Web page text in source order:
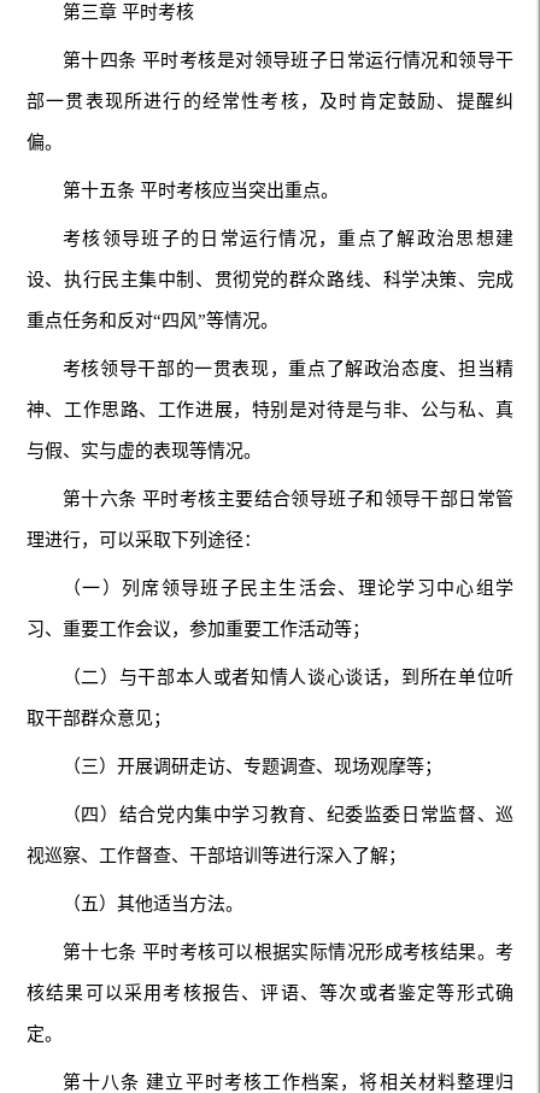
第三章 平时考核
第十四条 平时考核是对领导班子日常运行情况和领导干
部一贯表现所进行的经常性考核，及时肯定鼓励、提醒纠
偏。
第十五条 平时考核应当突出重点。
考核领导班子的日常运行情况，重点了解政治思想建
设、执行民主集中制、贯彻党的群众路线、科学决策、完成
重点任务和反对“四风”等情况。
考核领导干部的一贯表现，重点了解政治态度、担当精
神、工作思路、工作进展，特别是对待是与非、公与私、真
与假、实与虚的表现等情况。
第十六条 平时考核主要结合领导班子和领导干部日常管
理进行，可以采取下列途径：
（一）列席领导班子民主生活会、理论学习中心组学
习、重要工作会议，参加重要工作活动等；
（二）与干部本人或者知情人谈心谈话，到所在单位听
取干部群众意见；
（三）开展调研走访、专题调查、现场观摩等；
（四）结合党内集中学习教育、纪委监委日常监督、巡
视巡察、工作督查、干部培训等进行深入了解；
（五）其他适当方法。
第十七条 平时考核可以根据实际情况形成考核结果。考
核结果可以采用考核报告、评语、等次或者鉴定等形式确
定。
第十八条 建立平时考核工作档案，将相关材料整理归